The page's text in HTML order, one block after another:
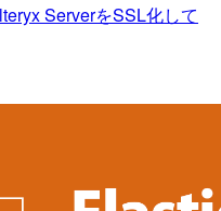
ServerをSSL化して